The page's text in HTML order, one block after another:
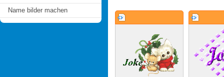
Name bilder machen